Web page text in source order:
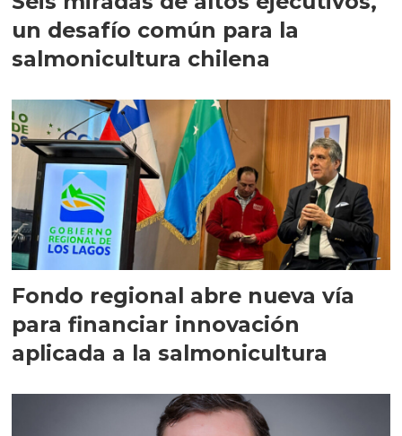
un desafío común para la
salmonicultura chilena
Fondo regional abre nueva vía
para financiar innovación
aplicada a la salmonicultura